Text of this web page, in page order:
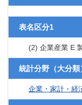
表名区分1
(2) 企業産業 E
統計分野（大分類
企業・家計・経